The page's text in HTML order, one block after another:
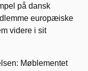
på dansk
europæiske
videre i sit
Møblementet